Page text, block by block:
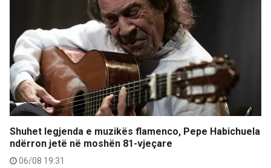
Shuhet legjenda e muzikës flamenco, Pepe Habichuela
ndërron jetë në moshën 81-vjeçare
06/08 19:31